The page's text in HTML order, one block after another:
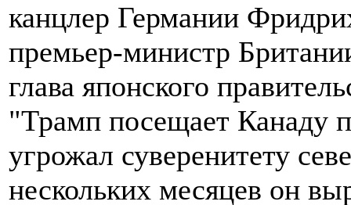
канцлер Германии
премьер-министр
глава японского
"Трамп посещает Канаду
угрожал суверенитету
нескольких месяцев он